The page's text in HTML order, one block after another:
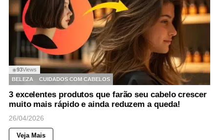
◉93Views
BELEZA
CUIDADOS COM CABELOS
3 excelentes produtos que farão seu cabelo crescer
muito mais rápido e ainda reduzem a queda!
26/04/2026
Veja Mais